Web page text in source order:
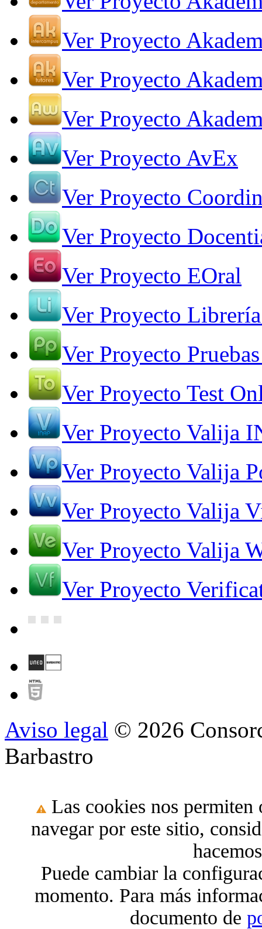
Ver Proyecto
Ver Proyecto
Ver Proyecto
Ver Proyecto AvEx
Ver Proyecto
Ver Proyecto
Ver Proyecto EOral
Ver Proyecto
Ver Proyecto
Ver Proyecto Test
Ver Proyecto Valija
Ver Proyecto Valija
Ver Proyecto Valija
Ver Proyecto Valija
Ver Proyecto
Aviso legal © 2026
Barbastro
Las cookies nos permiten
navegar por este sitio,
Puede cambiar la
momento. Para más
documento de